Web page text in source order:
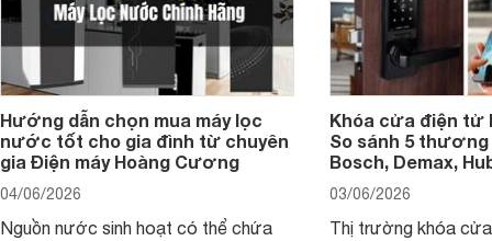
Hướng dẫn chọn mua máy lọc
nước tốt cho gia đình từ chuyên
gia Điện máy Hoàng Cương
04/06/2026
Nguồn nước sinh hoạt có thể chứa
Khóa cửa điện tử
So sánh 5 thương
Bosch, Demax,
03/06/2026
Thị trường khóa